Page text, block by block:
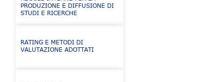
PRODUZIONE E DIFFUSIONE DI
STUDI E RICERCHE
RATING E METODI DI
VALUTAZIONE ADOTTATI